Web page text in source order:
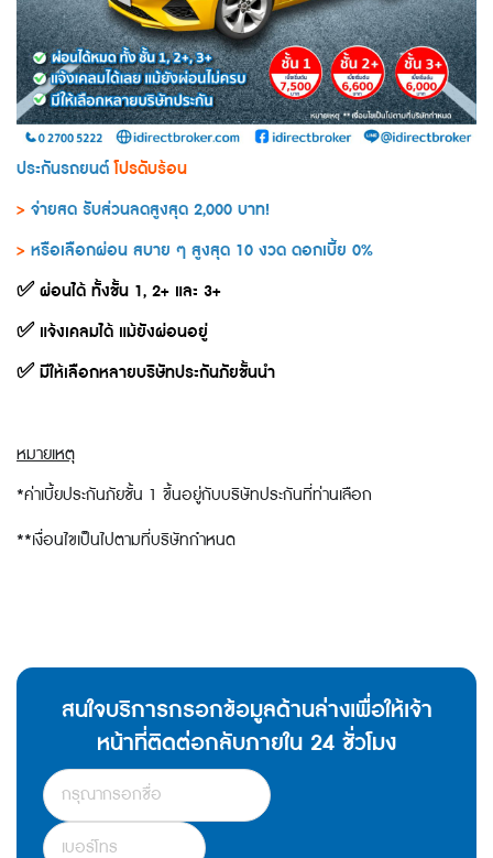
ประกันรถยนต์ โปรดับร้อน
> จ่ายสด รับส่วนลดสูงสุด 2,000 บาท!
> หรือเลือกผ่อน สบาย ๆ สูงสุด 10 งวด ดอกเบี้ย 0%
✅ ผ่อนได้ ทั้งชั้น 1, 2+ และ 3+
✅ แจ้งเคลมได้ แม้ยังผ่อนอยู่
✅ มีให้เลือกหลายบริษัทประกันภัยชั้นนำ
หมายเหตุ
*ค่าเบี้ยประกันภัยชั้น 1 ขึ้นอยู่กับบริษัทประกันที่ท่านเลือก
**เงื่อนไขเป็นไปตามที่บริษัทกำหนด
สนใจบริการกรอกข้อมูลด้านล่างเพื่อให้เจ้า
หน้าที่ติดต่อกลับภายใน 24 ชั่วโมง